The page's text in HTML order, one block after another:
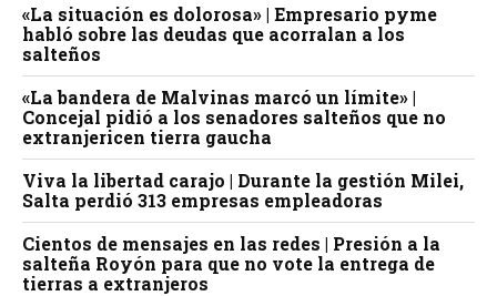
«La situación es dolorosa» | Empresario pyme
habló sobre las deudas que acorralan a los
salteños
«La bandera de Malvinas marcó un límite» |
Concejal pidió a los senadores salteños que no
extranjericen tierra gaucha
Viva la libertad carajo | Durante la gestión Milei,
Salta perdió 313 empresas empleadoras
Cientos de mensajes en las redes | Presión a la
salteña Royón para que no vote la entrega de
tierras a extranjeros